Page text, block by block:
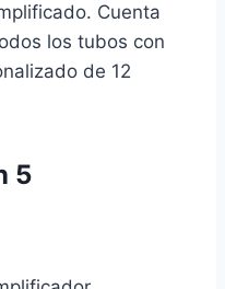
Cuenta
los tubos con
de 12
5